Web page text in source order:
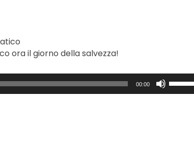
ora il giorno della salvezza!
00:00